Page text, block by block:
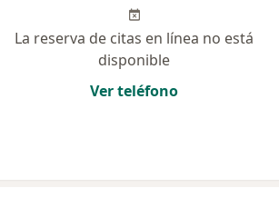
La reserva de citas en línea no está
disponible
Ver teléfono